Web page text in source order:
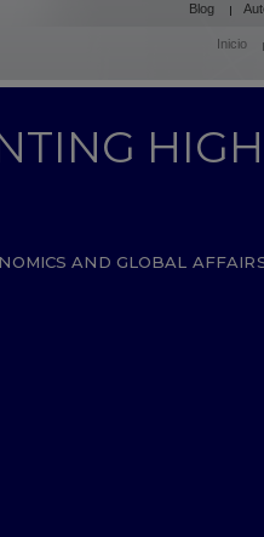
Blog
Inicio
AND GLOBAL